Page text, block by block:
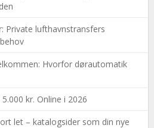
Private lufthavnstransfers
Hvorfor dørautomatik
kr. Online i 2026
let – katalogsider som din nye